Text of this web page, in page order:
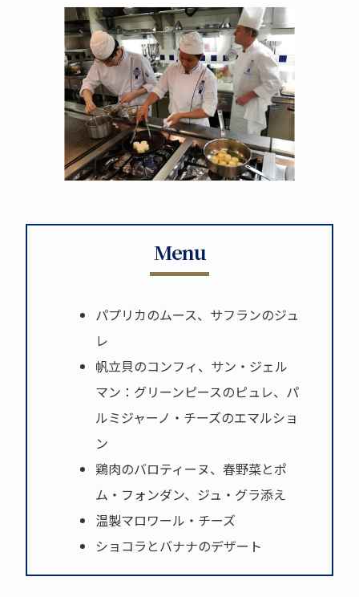
Menu
パプリカのムース、サフランのジュ
レ
帆立貝のコンフィ、サン・ジェル
マン：グリーンピースのピュレ、パ
ルミジャーノ・チーズのエマルショ
ン
鶏肉のバロティーヌ、春野菜とポ
ム・フォンダン、ジュ・グラ添え
温製マロワール・チーズ
ショコラとバナナのデザート